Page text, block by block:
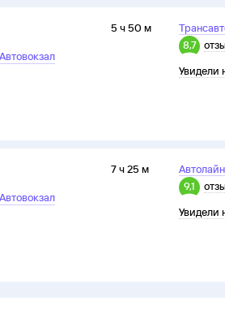
Автовокзал
5 ч 50 м
8,7
Увидели
Автовокзал
7 ч 25 м
Автолайн
9,1
Увидели